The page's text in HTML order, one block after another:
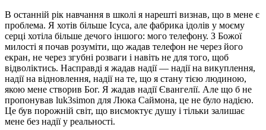
В останній рік навчання в школі я нарешті визнав, що в мене є
проблема. Я хотів більше Ісуса, але фабрика ідолів у моєму
серці хотіла більше дечого іншого: мого телефону. З Божої
милості я почав розуміти, що жадав телефон не через його
екран, не через згубні розваги і навіть не для того, щоб
відволіктись. Насправді я жадав надії — надії на викуплення,
надії на відновлення, надії на те, що я стану тією людиною,
якою мене створив Бог. Я жадав надії Євангелії. Але що б не
пропонував luk3simon для Люка Саймона, це не було надією.
Це був порожній світ, що висмоктує душу і тільки залишає
мене без надії у реальності.